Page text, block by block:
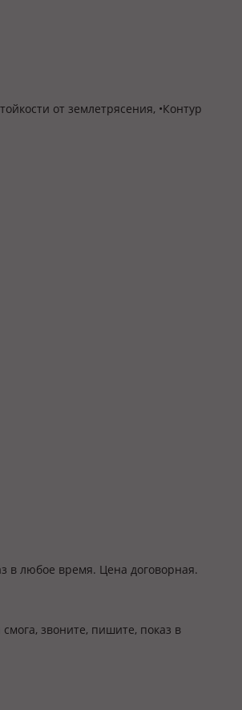
от землетрясения, •Контур
в любое время. Цена договорная.
звоните, пишите, показ в